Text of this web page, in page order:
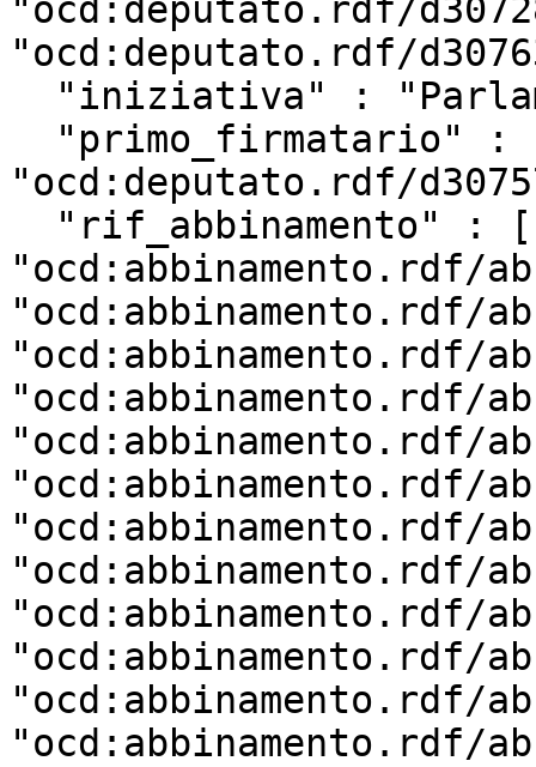
"ocd:deputato.rdf/
"ocd:deputato.rdf/
"ocd:deputato.rdf/
"ocd:abbinamento.rdf/
"ocd:abbinamento.rdf/
"ocd:abbinamento.rdf/
"ocd:abbinamento.rdf/
"ocd:abbinamento.rdf/
"ocd:abbinamento.rdf/
"ocd:abbinamento.rdf/
"ocd:abbinamento.rdf/
"ocd:abbinamento.rdf/
"ocd:abbinamento.rdf/
"ocd:abbinamento.rdf/
"ocd:abbinamento.rdf/